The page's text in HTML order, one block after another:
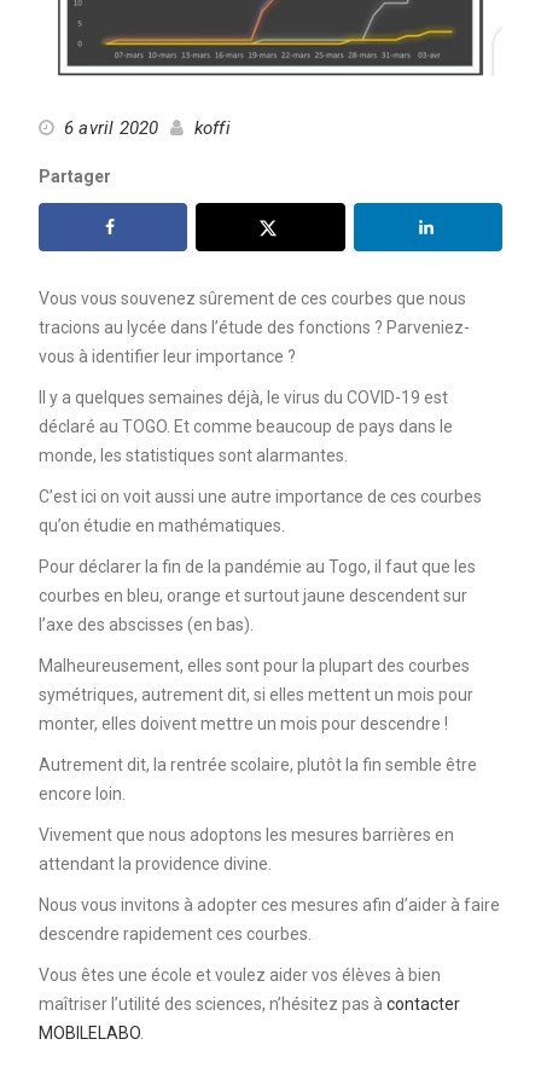
6 avril 2020 koffi
Partager
Vous vous souvenez sûrement de ces courbes que nous
tracions au lycée dans l’étude des fonctions ? Parveniez-
vous à identifier leur importance ?
Il y a quelques semaines déjà, le virus du COVID-19 est
déclaré au TOGO. Et comme beaucoup de pays dans le
monde, les statistiques sont alarmantes.
C’est ici on voit aussi une autre importance de ces courbes
qu’on étudie en mathématiques.
Pour déclarer la fin de la pandémie au Togo, il faut que les
courbes en bleu, orange et surtout jaune descendent sur
l’axe des abscisses (en bas).
Malheureusement, elles sont pour la plupart des courbes
symétriques, autrement dit, si elles mettent un mois pour
monter, elles doivent mettre un mois pour descendre !
Autrement dit, la rentrée scolaire, plutôt la fin semble être
encore loin.
Vivement que nous adoptons les mesures barrières en
attendant la providence divine.
Nous vous invitons à adopter ces mesures afin d’aider à faire
descendre rapidement ces courbes.
Vous êtes une école et voulez aider vos élèves à bien
maîtriser l’utilité des sciences, n’hésitez pas à contacter
MOBILELABO.